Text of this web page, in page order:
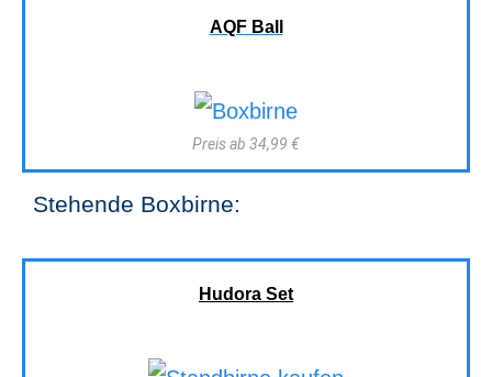
AQF Ball
Preis ab 34,99 €
Stehende Boxbirne:
Hudora Set